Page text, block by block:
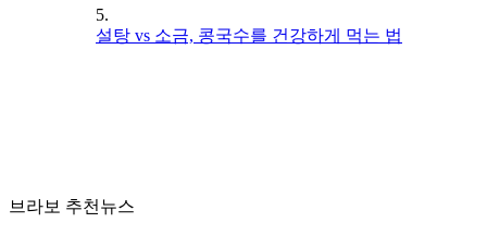
5.
설탕 vs 소금, 콩국수를 건강하게 먹는 법
브라보 추천뉴스